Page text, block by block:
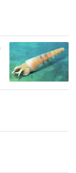
步。此次获
努力的成果，
建设、厚植文
本任务，把
作的重中之
国主义教育、
少年成长成
生第一粒扣